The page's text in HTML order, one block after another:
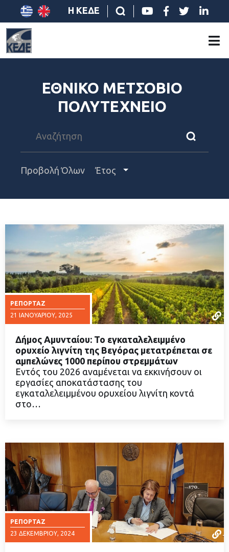
Η ΚΕΔΕ
ΕΘΝΙΚΟ ΜΕΤΣΟΒΙΟ
ΠΟΛΥΤΕΧΝΕΙΟ
Προβολή Όλων Έτος
ΡΕΠΟΡΤΆΖ
21 ΙΑΝΟΥΑΡΊΟΥ, 2025
ΔΙΑΒΑΣΤΕ ΠΕΡΙΣΣΟΤΕΡΑ
Δήμος Αμυνταίου: Το εγκαταλελειμμένο
ορυχείο λιγνίτη της Βεγόρας μετατρέπεται σε
αμπελώνες 1000 περίπου στρεμμάτων
Εντός του 2026 αναμένεται να εκκινήσουν οι
εργασίες αποκατάστασης του
εγκαταλελειμμένου ορυχείου λιγνίτη κοντά
στο…
ΡΕΠΟΡΤΆΖ
23 ΔΕΚΕΜΒΡΊΟΥ, 2024